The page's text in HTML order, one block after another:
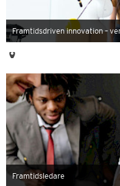
Framtidsdriven innovation –
Framtidsledare